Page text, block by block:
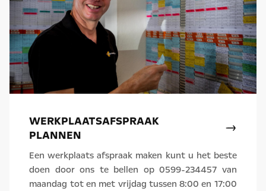
WERKPLAATSAFSPRAAK
PLANNEN
Een werkplaats afspraak maken kunt u het beste
doen door ons te bellen op 0599-234457 van
maandag tot en met vrijdag tussen 8:00 en 17:00